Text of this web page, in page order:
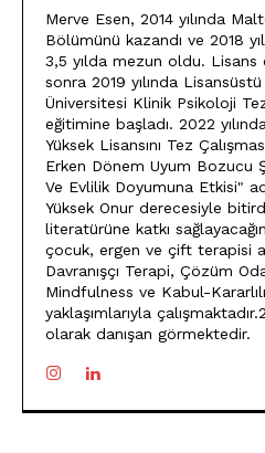
Merve Esen, 2014 yılında
Bölümünü kazandı ve 2018
3,5 yılda mezun oldu. Lisans
sonra 2019 yılında
Üniversitesi Klinik Psikoloji
eğitimine başladı. 2022
Yüksek Lisansını Tez
Erken Dönem Uyum Bozucu
Ve Evlilik Doyumuna Etkisi"
Yüksek Onur derecesiyle
literatürüne katkı
çocuk, ergen ve çift terapisi
Davranışçı Terapi, Çözüm
Mindfulness ve Kabul-
yaklaşımlarıyla
olarak danışan görmektedir.